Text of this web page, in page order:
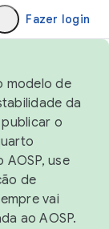
Fazer login
modelo de
da
o
use
de
vai
ao AOSP.